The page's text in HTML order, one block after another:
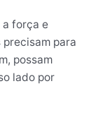
a força e
precisam para
possam
lado por